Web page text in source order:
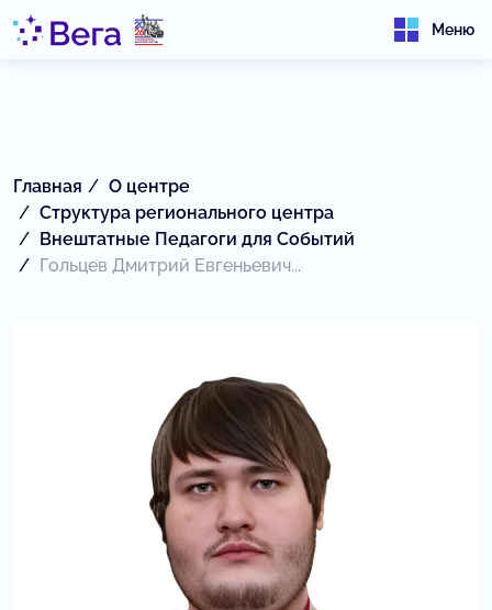
Меню
Главная
О центре
Структура регионального центра
Внештатные Педагоги для Событий
Гольцев Дмитрий Евгеньевич...